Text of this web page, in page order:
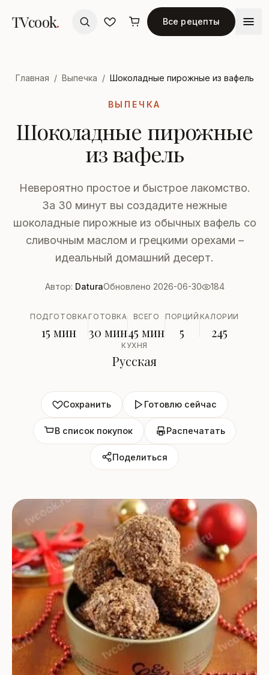
TVcook. Все рецепты
Главная / Выпечка / Шоколадные пирожные из вафель
ВЫПЕЧКА
Шоколадные пирожные
из вафель
Невероятно простое и быстрое лакомство.
За 30 минут вы создадите нежные
шоколадные пирожные из обычных вафель со
сливочным маслом и грецкими орехами –
идеальный домашний десерт.
Автор: DaturaОбновлено 2026-06-30 184
ПОДГОТОВКА
15 мин
ГОТОВКА
30 мин
ВСЕГО
45 мин
ПОРЦИЙ
5
КАЛОРИИ
245
КУХНЯ
Русская
Сохранить Готовлю сейчас
В список покупок Распечатать
Поделиться